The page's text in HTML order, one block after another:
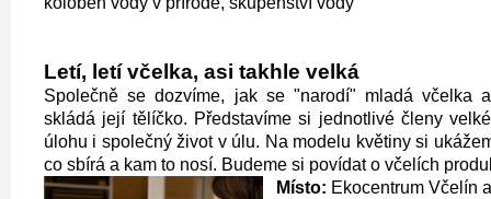
Letí, letí včelka, asi takhle velká
Společně se dozvíme, jak se "narodí" mladá včelka
skládá její tělíčko. Představíme si jednotlivé členy
úlohu i společný život v úlu. Na modelu květiny si
co sbírá a kam to nosí. Budeme si povídat o včelích
Místo: Ekocentrum Včelín